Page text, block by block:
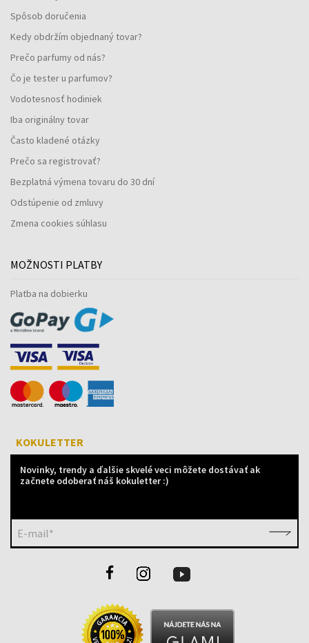
Spôsob doručenia
Kedy obdržím objednaný tovar?
Prečo parfumy od nás?
Čo je tester u parfumov?
Vodotesnosť hodiniek
Iba originálny tovar
Často kladené otázky
Prečo sa registrovať?
Bezplatná výmena tovaru do 30 dní
Odstúpenie od zmluvy
Zmena cookies súhlasu
MOŽNOSTI PLATBY
Platba na dobierku
KOKULETTER
Novinky, trendy a ďalšie skvelé veci môžete dostávať ak
začnete odoberať náš kokuletter :)
E-mail*